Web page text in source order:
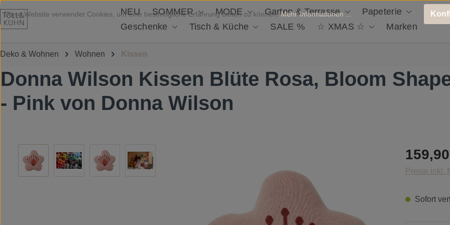
Zum Hauptinhalt springen NEU SOMMER MODE Garten & Terrasse Papeterie Deko
Geschenke
Tisch & Küche SALE % ☆ XMAS ☆ Marken
Deko & Wohnen Wohnen Kissen
Donna Wilson Kissen Blüte Rosa, Bloom
- Pink von Donna Wilson
Bildergalerie überspringen Regulärer
Preise inkl.
Sofort
Diese Website verwendet Cookies, um eine bestmögliche Erfahrung bieten zu können.Mehr Informationen ...